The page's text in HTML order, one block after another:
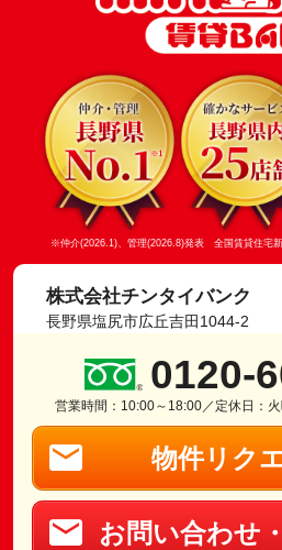
※仲介(2026.1)、管理(2026.8)発表 全国賃貸住宅新
株式会社チンタイバンク
長野県塩尻市広丘吉田1044-2
0120-
営業時間：10:00～18:00／定休日：
物件リク
お問い合わせ